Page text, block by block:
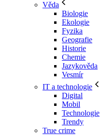
Věda
Biologie
Ekologie
Fyzika
Geografie
Historie
Chemie
Jazykověda
Vesmír
IT a technologie
Digital
Mobil
Technologie
Trendy
True crime